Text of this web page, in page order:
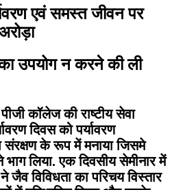
एवं समस्त जीवन पर
उपयोग न करने की ली
कॉलेज की राष्टीय सेवा
दिवस को पर्यावरण
संरक्षण के रूप में मनाया जिसमे
लिया. एक दिवसीय सेमीनार में
जैव विविधता का परिचय विस्तार